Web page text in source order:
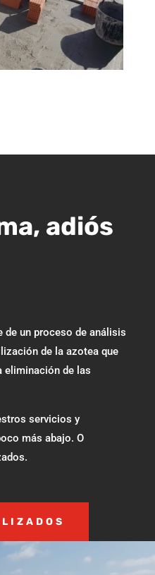
adiós
de un proceso de análisis
de la azotea que
eliminación de las
servicios y
más abajo. O